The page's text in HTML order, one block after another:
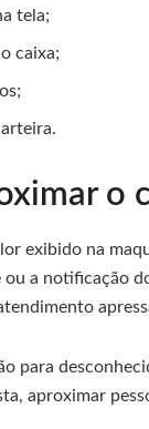
tela;
caixa;
o
exibido na
a notificação
para
aproximar